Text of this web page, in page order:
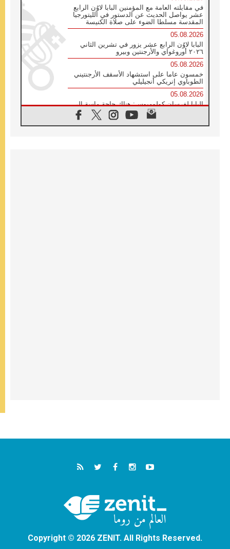
في مقابلته العامة مع المؤمنين البابا لاوُن الرابع
عشر يواصل الحديث عن الدستور في الليتورجيا
المقدسة مسلطا الضوء على صلاة الكنيسة
05.08.2026
البابا لاوُن الرابع عشر يزور في تشرين الثاني
٢٠٢٦ أوروغواي والأرجنتين وبيرو
05.08.2026
خمسون عاما على استشهاد الأسقف الأرجنتيني
الطوباوي إنريكي أنجيليلي
05.08.2026
البابا لفرسان كولومبوس: هناك حاجة ماسة إلى
أنبياء تناغم يسعون إلى بناء الجسور
04.08.2026
Copyright © 2026 ZENIT. All Rights Reserved.